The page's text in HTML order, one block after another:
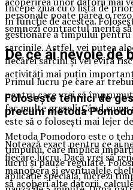
Începe ziua cu o listă de
în funcție de acestea.
gestionare a timpului
sarcinile. Astfel, vei putea
fiecărei sarcini și vei evita
activități mai puțin
Folosește tehnici de
precum metoda
Metoda Pomodoro este o
timpului, care implică
lucru și pauze regulate.
aplicație specială, lucrezi
personale poate părea o
semnezi contractul merită
De ce ai nevoie de
Primul lucru pe care ar
pentru care vrei să
fac multe greșeli. Când
este să o folosești mai lejer
Notează exact pentru ce ai
fiecare lucru. Dacă vrei să
manopera și eventualele
să acoperi alte datorii,